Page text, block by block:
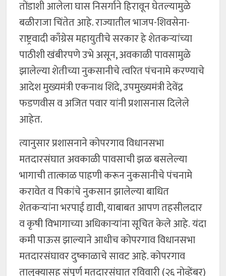
तोंडाशी आलेला घास निसर्गाने हिरावून घेतल्यामुळे
बळीराजा चिंतेत आहे. राज्यातील भाजप-शिवसेना-
राष्ट्रवादी काँग्रेस महायुतीचे सरकार हे शेतकऱ्यांच्या
पाठीशी खंबीरपणे उभे असून, अवकाळी पावसामुळे
झालेल्या शेतीच्या नुकसानीचे त्वरित पंचनामे करण्याचे
आदेश मुख्यमंत्री एकनाथ शिंदे, उपमुख्यमंत्री देवेंद्र
फडणवीस व अजित पवार यांनी प्रशासनास दिलेले
आहेत.
त्यानुसार प्रशासनाने कोपरगाव विधानसभा
मतदारसंघात अवकाळी पावसाची झळ बसलेल्या
भागाची तात्काळ पाहणी करून नुकसानीचे पंचनामे
करावेत व पिकांचे नुकसान झालेल्या बाधित
शेतकऱ्यांना भरपाई द्यावी, याबाबत आपण तहसीलदार
व कृषी विभागाच्या अधिकाऱ्यांना सूचित केले आहे. यंदा
कमी पाऊस झाल्याने आधीच कोपरगाव विधानसभा
मतदारसंघावर दुष्काळाचे सावट आहे. कोपरगाव
तालुक्यासह संपूर्ण मतदारसंघात रविवारी (२६ नोव्हेंबर)